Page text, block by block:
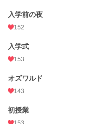
入学前の夜
152
入学式
153
オズワルド
143
初授業